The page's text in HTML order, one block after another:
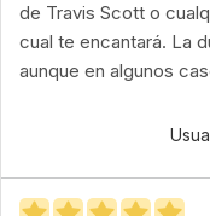
de Travis Scott o
cual te encantará. La
aunque en algunos